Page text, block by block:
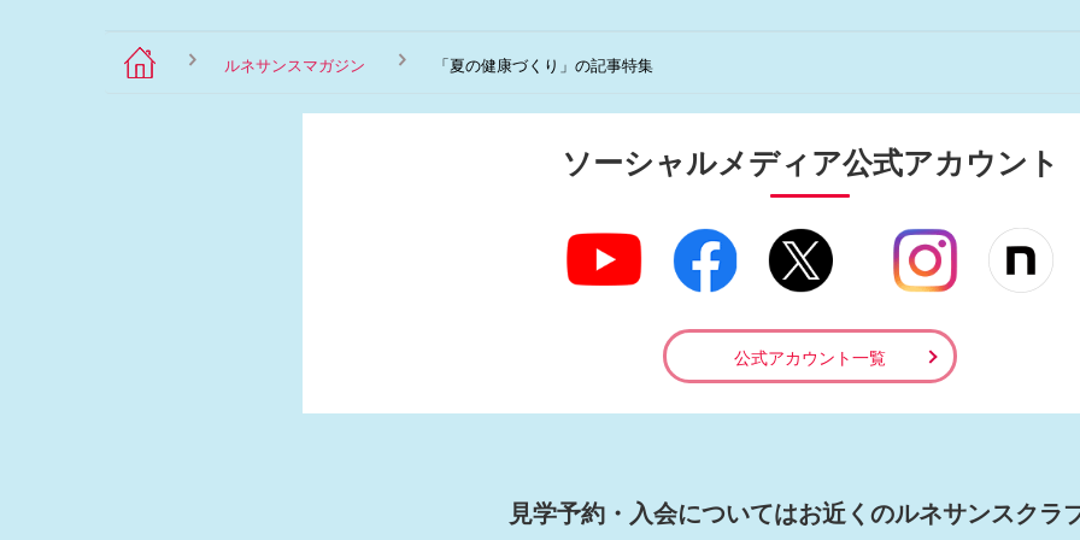
ルネサンスマガジン 「夏の健康づくり」の記事特集
ソーシャルメディア公式アカウント
公式アカウント一覧
見学予約・入会についてはお近くのルネサンスクラ